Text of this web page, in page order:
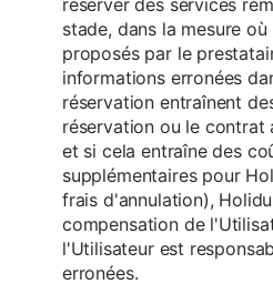
réserver des services
stade, dans la mesure
proposés par le
informations erronées
réservation entraînent
réservation ou le contrat
et si cela entraîne des
supplémentaires pour
frais d'annulation),
compensation de
l'Utilisateur est
erronées.